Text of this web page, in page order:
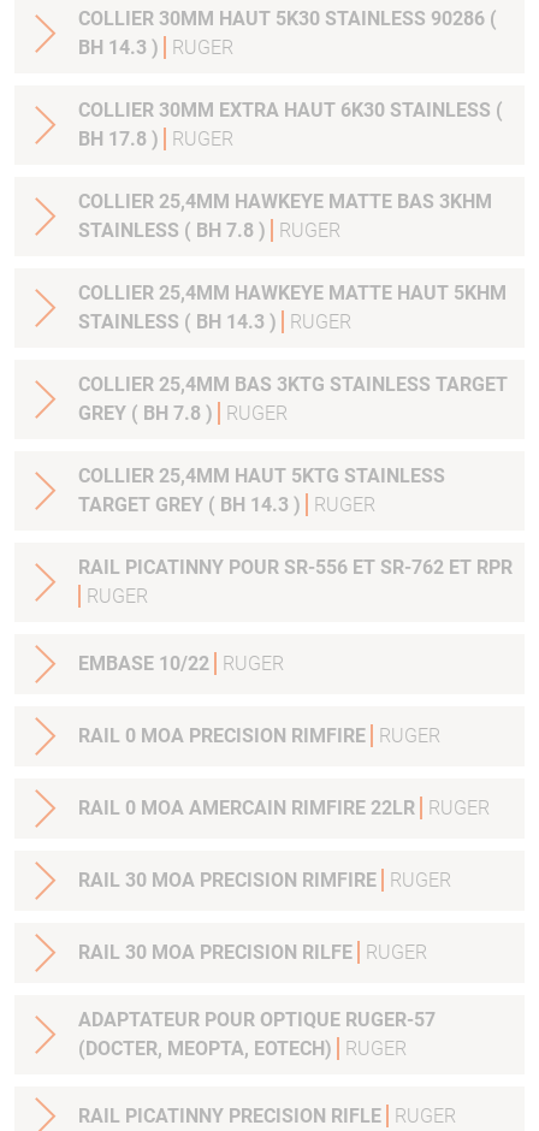
COLLIER 30MM HAUT 5K30 STAINLESS 90286 (
BH 14.3 )
RUGER
COLLIER 30MM EXTRA HAUT 6K30 STAINLESS (
BH 17.8 )
RUGER
COLLIER 25,4MM HAWKEYE MATTE BAS 3KHM
STAINLESS ( BH 7.8 )
RUGER
COLLIER 25,4MM HAWKEYE MATTE HAUT 5KHM
STAINLESS ( BH 14.3 )
RUGER
COLLIER 25,4MM BAS 3KTG STAINLESS TARGET
GREY ( BH 7.8 )
RUGER
COLLIER 25,4MM HAUT 5KTG STAINLESS
TARGET GREY ( BH 14.3 )
RUGER
RAIL PICATINNY POUR SR-556 ET SR-762 ET RPR
RUGER
EMBASE 10/22 RUGER
RAIL 0 MOA PRECISION RIMFIRE RUGER
RAIL 0 MOA AMERCAIN RIMFIRE 22LR RUGER
RAIL 30 MOA PRECISION RIMFIRE RUGER
RAIL 30 MOA PRECISION RILFE RUGER
ADAPTATEUR POUR OPTIQUE RUGER-57
(DOCTER, MEOPTA, EOTECH)
RUGER
RAIL PICATINNY PRECISION RIFLE RUGER